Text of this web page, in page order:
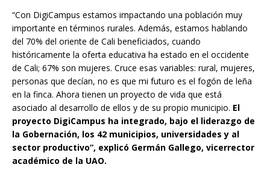
“Con DigiCampus estamos impactando una población muy
importante en términos rurales. Además, estamos hablando
del 70% del oriente de Cali beneficiados, cuando
históricamente la oferta educativa ha estado en el occidente
de Cali; 67% son mujeres. Cruce esas variables: rural, mujeres,
personas que decían, no es que mi futuro es el fogón de leña
en la finca. Ahora tienen un proyecto de vida que está
asociado al desarrollo de ellos y de su propio municipio. El
proyecto DigiCampus ha integrado, bajo el liderazgo de
la Gobernación, los 42 municipios, universidades y al
sector productivo”, explicó Germán Gallego, vicerrector
académico de la UAO.